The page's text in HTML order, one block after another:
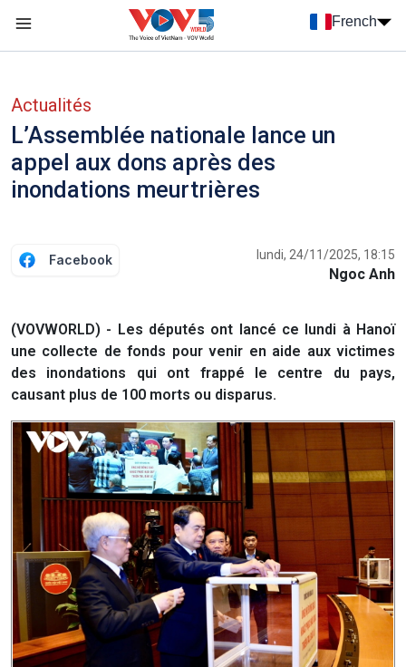
French
Actualités
L’Assemblée nationale lance un
appel aux dons après des
inondations meurtrières
Facebook lundi, 24/11/2025, 18:15
Ngoc Anh
(VOVWORLD) - Les députés ont lancé ce lundi à Hanoï
une collecte de fonds pour venir en aide aux victimes
des inondations qui ont frappé le centre du pays,
causant plus de 100 morts ou disparus.